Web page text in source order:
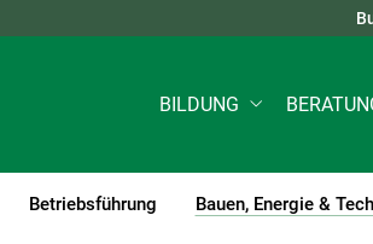
BILDUNG
Betriebsführung Bauen, Energie &